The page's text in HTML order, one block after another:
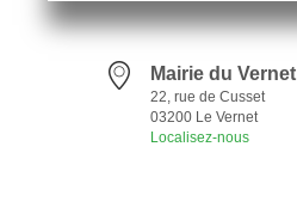
Mairie du Vernet
22, rue de Cusset
03200 Le Vernet
Localisez-nous